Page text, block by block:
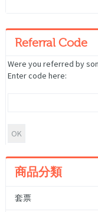
Referral Code
Were you referred by
Enter code here:
商品分類
套票